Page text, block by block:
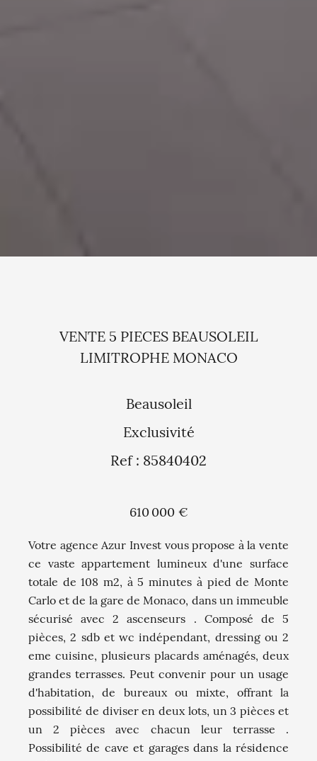
VENTE 5 PIECES BEAUSOLEIL
LIMITROPHE MONACO
Beausoleil
Exclusivité
Ref : 85840402
610 000 €
Votre agence Azur Invest vous propose à la vente
ce vaste appartement lumineux d'une surface
totale de 108 m2, à 5 minutes à pied de Monte
Carlo et de la gare de Monaco, dans un immeuble
sécurisé avec 2 ascenseurs . Composé de 5
pièces, 2 sdb et wc indépendant, dressing ou 2
eme cuisine, plusieurs placards aménagés, deux
grandes terrasses. Peut convenir pour un usage
d'habitation, de bureaux ou mixte, offrant la
possibilité de diviser en deux lots, un 3 pièces et
un 2 pièces avec chacun leur terrasse .
Possibilité de cave et garages dans la résidence